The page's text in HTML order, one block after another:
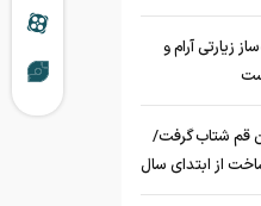
زیارتی آرام و
قم شتاب گرفت/
از ابتدای سال